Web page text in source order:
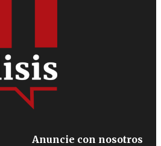
Anuncie con nosotros